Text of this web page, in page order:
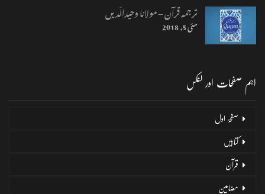
ترجمہ قرآن – مولانا وحیدالّدیں
مئی 5, 2018
اہم صفحات اور لنکس
صفحۂ اول
کتابیں
قرآن
مضامین